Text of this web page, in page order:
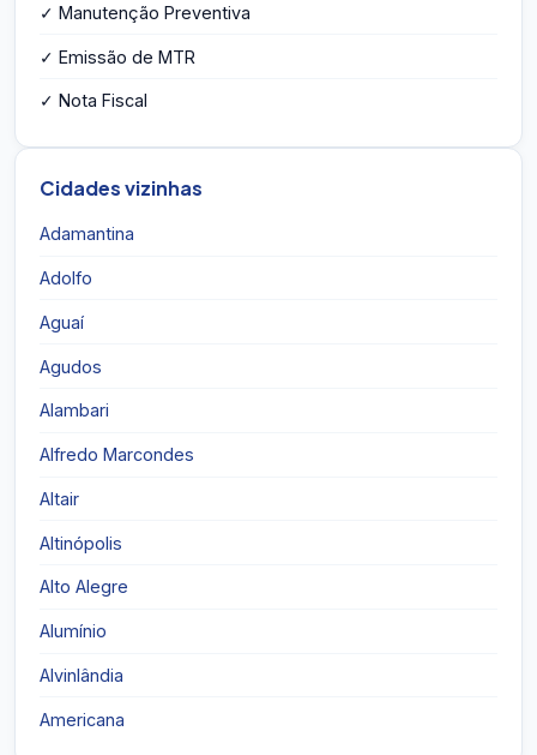
✓ Manutenção Preventiva
✓ Emissão de MTR
✓ Nota Fiscal
Cidades vizinhas
Adamantina
Adolfo
Aguaí
Agudos
Alambari
Alfredo Marcondes
Altair
Altinópolis
Alto Alegre
Alumínio
Alvinlândia
Americana